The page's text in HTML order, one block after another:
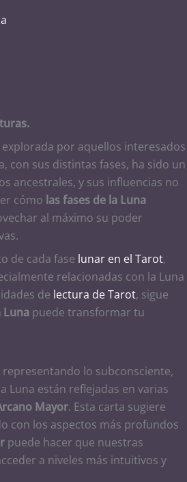
por aquellos interesados
con sus distintas fases, ha sido un
ancestrales, y sus influencias no
cómo las fases de la Luna
al máximo su poder
de cada fase lunar en el Tarot,
relacionadas con la Luna
de lectura de Tarot, sigue
Luna puede transformar tu
representando lo subconsciente,
Luna están reflejadas en varias
Mayor. Esta carta sugiere
con los aspectos más profundos
puede hacer que nuestras
a niveles más intuitivos y